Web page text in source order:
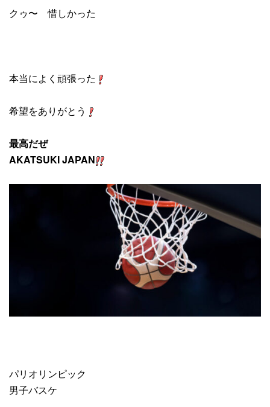
クゥ〜 惜しかった
本当によく頑張った
希望をありがとう
最高だぜ
AKATSUKI JAPAN
パリオリンピック
男子バスケ